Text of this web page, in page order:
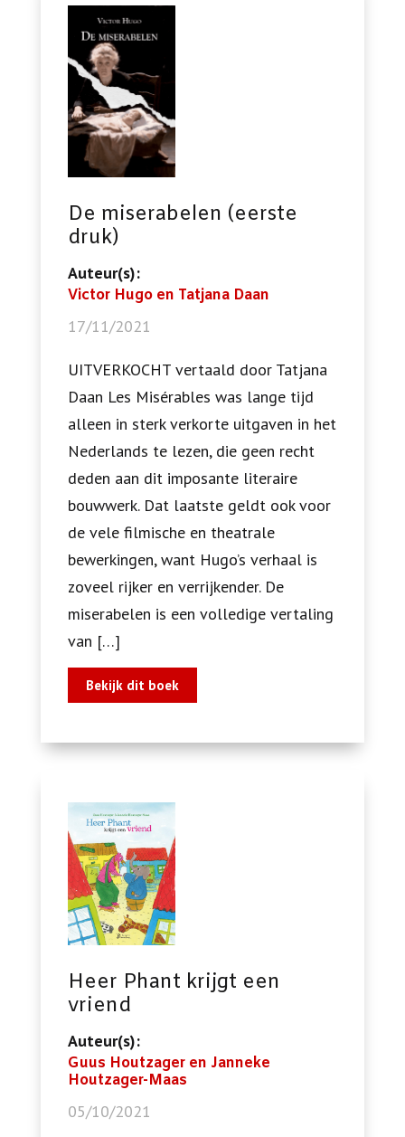
De miserabelen (eerste
druk)
Auteur(s):
Victor Hugo en Tatjana Daan
17/11/2021
UITVERKOCHT vertaald door Tatjana
Daan Les Misérables was lange tijd
alleen in sterk verkorte uitgaven in het
Nederlands te lezen, die geen recht
deden aan dit imposante literaire
bouwwerk. Dat laatste geldt ook voor
de vele filmische en theatrale
bewerkingen, want Hugo’s verhaal is
zoveel rijker en verrijkender. De
miserabelen is een volledige vertaling
van […]
Bekijk dit boek
Heer Phant krijgt een
vriend
Auteur(s):
Guus Houtzager en Janneke
Houtzager-Maas
05/10/2021